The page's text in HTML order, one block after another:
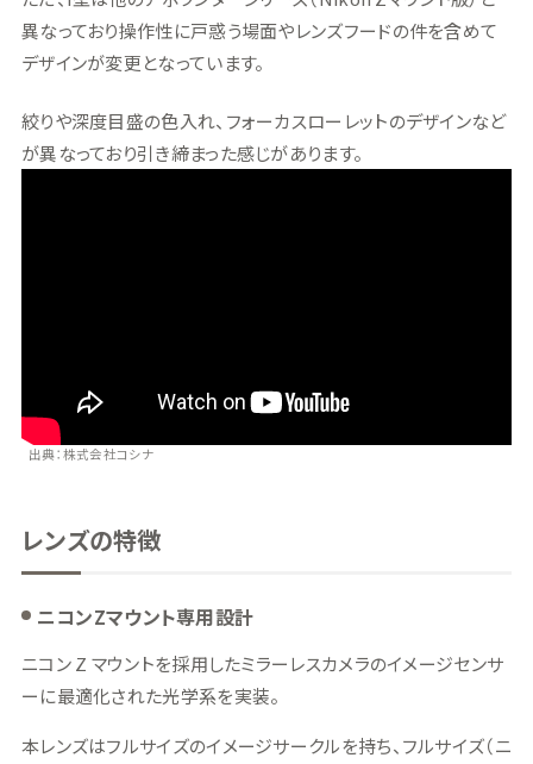
異なっており操作性に戸惑う場面やレンズフードの件を含めて
デザインが変更となっています。
絞りや深度目盛の色入れ、フォーカスローレットのデザインなど
が異なっており引き締まった感じがあります。
出典：株式会社コシナ
レンズの特徴
ニコンZマウント専用設計
ニコン Z マウントを採用したミラーレスカメラのイメージセンサ
ーに最適化された光学系を実装。
本レンズはフルサイズのイメージサークルを持ち、フルサイズ（ニ